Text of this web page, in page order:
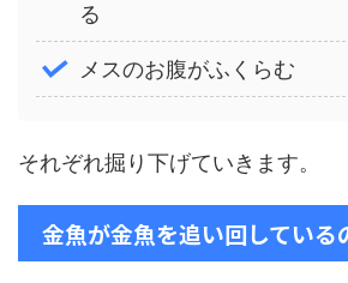
る
メスのお腹がふくらむ
それぞれ掘り下げていきます。
金魚が金魚を追い回している